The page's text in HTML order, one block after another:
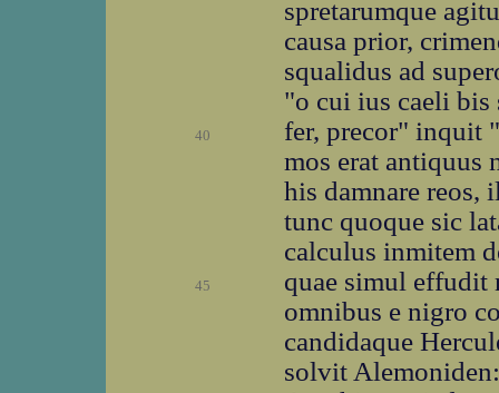
spretarumque
causa prior,
squalidus ad
"o cui ius caeli bis
40
fer, precor" inquit
mos erat antiquus
his damnare reos,
tunc quoque sic
calculus inmitem
45
quae simul effudit
omnibus e nigro
candidaque
solvit